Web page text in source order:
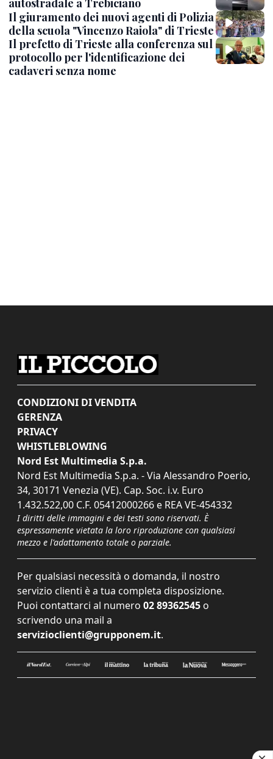
autostradale a Trebiciano
Il giuramento dei nuovi agenti di Polizia
della scuola "Vincenzo Raiola" di Trieste
Il prefetto di Trieste alla conferenza sul
protocollo per l'identificazione dei
cadaveri senza nome
CONDIZIONI DI VENDITA
GERENZA
PRIVACY
WHISTLEBLOWING
Nord Est Multimedia S.p.a.
Nord Est Multimedia S.p.a. - Via Alessandro Poerio,
34, 30171 Venezia (VE). Cap. Soc. i.v. Euro
1.432.522,00 C.F. 05412000266 e REA VE-454332
I diritti delle immagini e dei testi sono riservati. È
espressamente vietata la loro riproduzione con qualsiasi
mezzo e l'adattamento totale o parziale.
Per qualsiasi necessità o domanda, il nostro
servizio clienti è a tua completa disposizione.
Puoi contattarci al numero 02 89362545 o
scrivendo una mail a
servizioclienti@grupponem.it.